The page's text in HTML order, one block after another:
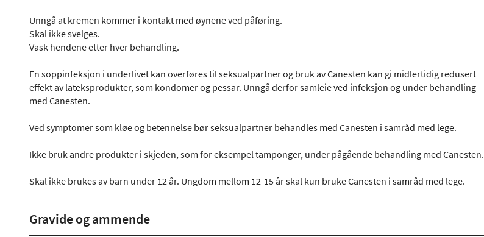
Unngå at kremen kommer i kontakt med øynene ved påføring.
Skal ikke svelges.
Vask hendene etter hver behandling.
En soppinfeksjon i underlivet kan overføres til seksualpartner og bruk av Canesten kan gi midlertidig redusert
effekt av lateksprodukter, som kondomer og pessar. Unngå derfor samleie ved infeksjon og under behandling
med Canesten.
Ved symptomer som kløe og betennelse bør seksualpartner behandles med Canesten i samråd med lege.
Ikke bruk andre produkter i skjeden, som for eksempel tamponger, under pågående behandling med Canesten.
Skal ikke brukes av barn under 12 år. Ungdom mellom 12-15 år skal kun bruke Canesten i samråd med lege.
Gravide og ammende